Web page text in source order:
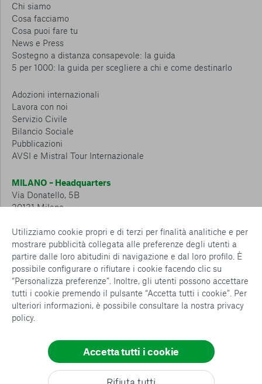
Utilizziamo cookie propri e di terzi per finalità analitiche e per
mostrare pubblicità collegata alle preferenze degli utenti a
partire dalle loro abitudini di navigazione e dal loro profilo. È
possibile configurare o rifiutare i cookie facendo clic su
“Personalizza preferenze”. Inoltre, gli utenti possono accettare
tutti i cookie premendo il pulsante “Accetta tutti i cookie”. Per
ulteriori informazioni, è possibile consultare la nostra privacy
policy.
Rifiuta tutti
Accetta tutti i cookie
Consenti tutti
Chi siamo
Cosa facciamo
Cosa puoi fare tu
News e Press
Sostegno a distanza consapevole: la guida
5 per 1000: la guida per scegliere a chi e come destinarlo
Adozioni internazionali
Lavora con noi
Servizio Civile
Bilancio Sociale
Pubblicazioni
AVSI e Mistral Tour Internazionale
MILANO – Headquarters
Via Donatello, 5B
20131 Milano
CESENA – Sostegno a distanza
Via Padre Vicinio da Sarsina, 216
47521 Cesena
Tel.: 0547 360 811
Detrazioni e deduzioni fiscali sulle donazioni: cosa sapere e
come usufruirne
Whistleblowing Policy
Privacy policy
Cookie policy